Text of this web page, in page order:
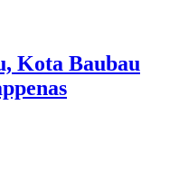
Kota Baubau